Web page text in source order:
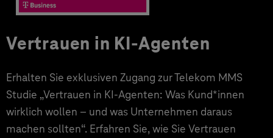
Vertrauen in KI-Agenten
Erhalten Sie exklusiven Zugang zur Telekom MMS
Studie „Vertrauen in KI-Agenten: Was Kund*innen
wirklich wollen – und was Unternehmen daraus
machen sollten“. Erfahren Sie, wie Sie Vertrauen